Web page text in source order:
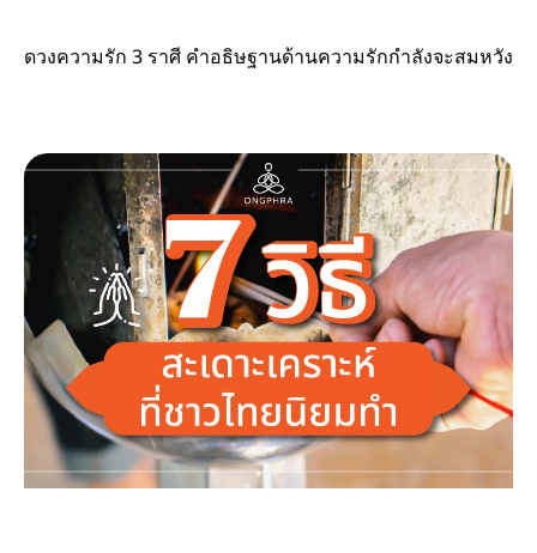
ดวงความรัก 3 ราศี คำอธิษฐานด้านความรักกำลังจะสมหวัง